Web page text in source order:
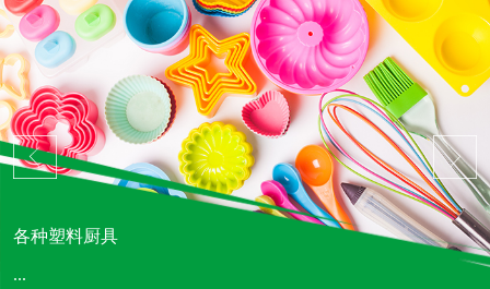
各种塑料厨具
...